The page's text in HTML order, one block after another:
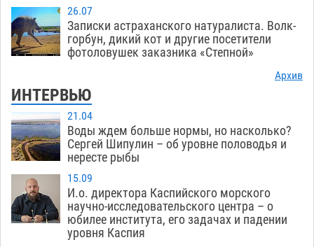
26.07
Записки астраханского натуралиста. Волк-
горбун, дикий кот и другие посетители
фотоловушек заказника «Степной»
Архив
ИНТЕРВЬЮ
21.04
Воды ждем больше нормы, но насколько?
Сергей Шипулин – об уровне половодья и
нересте рыбы
15.09
И.о. директора Каспийского морского
научно-исследовательского центра – о
юбилее института, его задачах и падении
уровня Каспия